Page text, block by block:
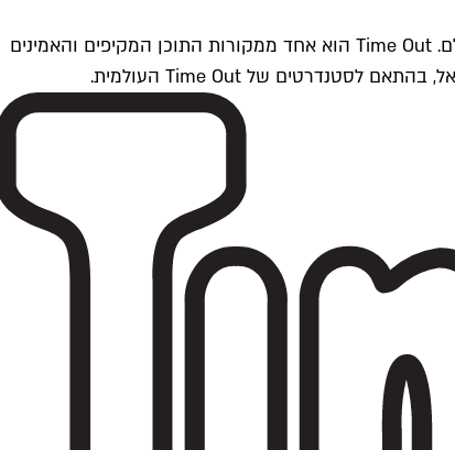
Time Outתל אביב הוא חלק מרשת Time Out Global — רשת מדיה בינלאומית הפועלת ב-360 ערים מרכזיות וב-60 מדינות ברחבי העולם. Time Out הוא אחד ממקורות התוכן המקיפים והאמינים